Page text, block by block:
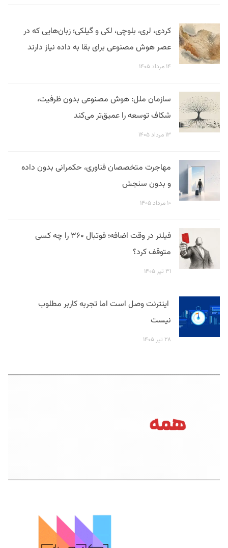
کردی، لری، بلوچی، لکی و گیلکی؛ زبان‌هایی که در
عصر هوش مصنوعی برای بقا به داده نیاز دارند
۱۴ مرداد ۱۴۰۵
سازمان ملل: هوش مصنوعی بدون ظرفیت،
شکاف توسعه را عمیق‌تر می‌کند
۱۳ مرداد ۱۴۰۵
مهاجرت متخصصان فناوری، حکمرانی بدون داده
و بدون سنجش
۱۰ مرداد ۱۴۰۵
فیلتر در وقت اضافه؛ فوتبال ۳۶۰ را چه کسی
متوقف کرد؟
۳۱ تیر ۱۴۰۵
اینترنت وصل است اما تجربه کاربر مطلوب
نیست
۲۸ تیر ۱۴۰۵